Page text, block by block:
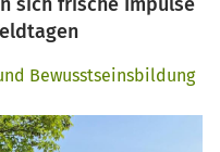
Bewusstseinsbildung